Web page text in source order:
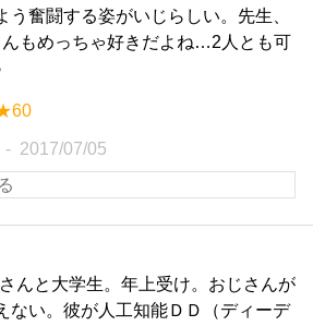
う奮闘する姿がいじらしい。先生、
んもめっちゃ好きだよね…2人とも可
2017/07/05
んと大学生。年上受け。おじさんが
ない。彼が人工知能ＤＤ（ディーデ